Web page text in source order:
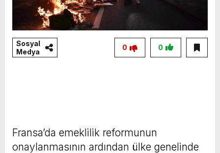
Sosyal
Medya
0
0
Fransa’da emeklilik reformunun
onaylanmasının ardından ülke genelinde